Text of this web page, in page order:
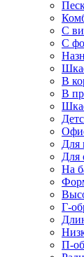
С
С
В
В
Для
Для
На
Г-
П-